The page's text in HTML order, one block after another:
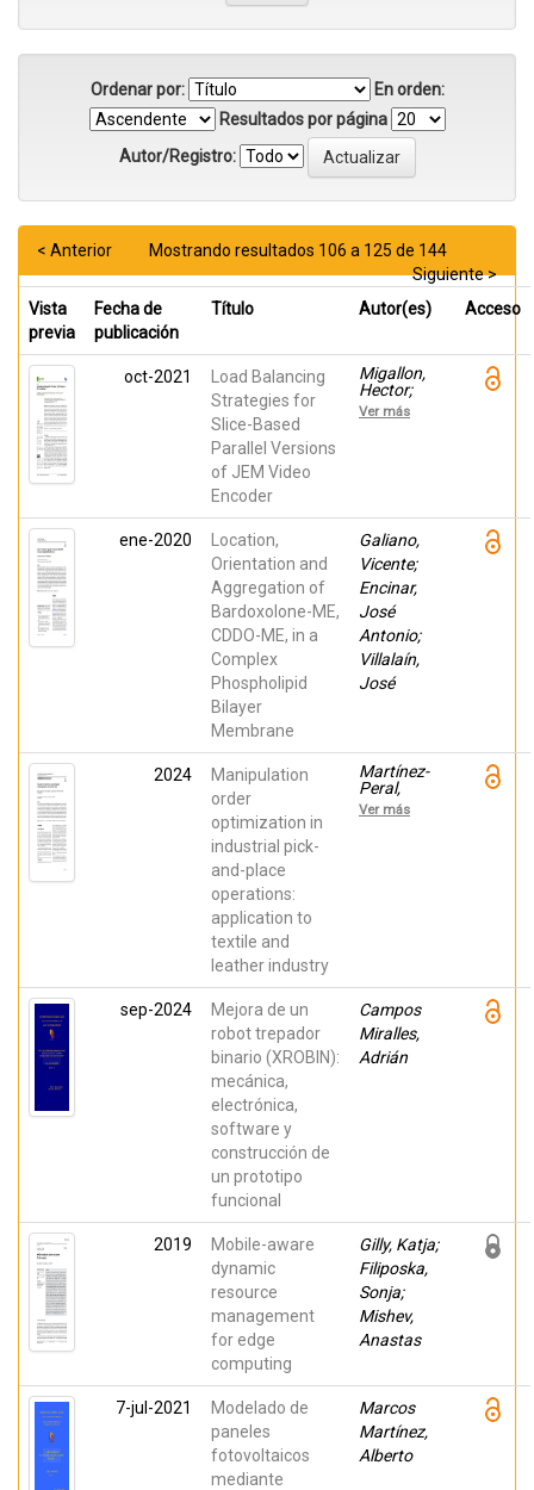
Ordenar por:
En orden:
Resultados por página
Autor/Registro:
Mostrando resultados 106 a 125 de 144
< Anterior
Siguiente >
Vista
previa
Fecha de
publicación
Título Autor(es) Acceso
oct-2021
Load Balancing
Strategies for
Slice-Based
Parallel Versions
of JEM Video
Encoder
Migallon,
Hector;
López
Granado,
Onofre;
Galiano,
Vicente;
Perez
Malumbres,
Manuel
Ver más
ene-2020
Location,
Orientation and
Aggregation of
Bardoxolone-ME,
CDDO-ME, in a
Complex
Phospholipid
Bilayer
Membrane
Galiano,
Vicente;
Encinar,
José
Antonio;
Villalaín,
José
2024
Manipulation
order
optimization in
industrial pick-
and-place
operations:
application to
textile and
leather industry
Martínez-
Peral,
Francisco
José;
Pérez-Vidal,
Carlos
Ver más
sep-2024
Mejora de un
robot trepador
binario (XROBIN):
mecánica,
electrónica,
software y
construcción de
un prototipo
funcional
Campos
Miralles,
Adrián
2019
Mobile-aware
dynamic
resource
management
for edge
computing
Gilly, Katja;
Filiposka,
Sonja;
Mishev,
Anastas
7-jul-2021
Modelado de
paneles
fotovoltaicos
mediante
Marcos
Martínez,
Alberto